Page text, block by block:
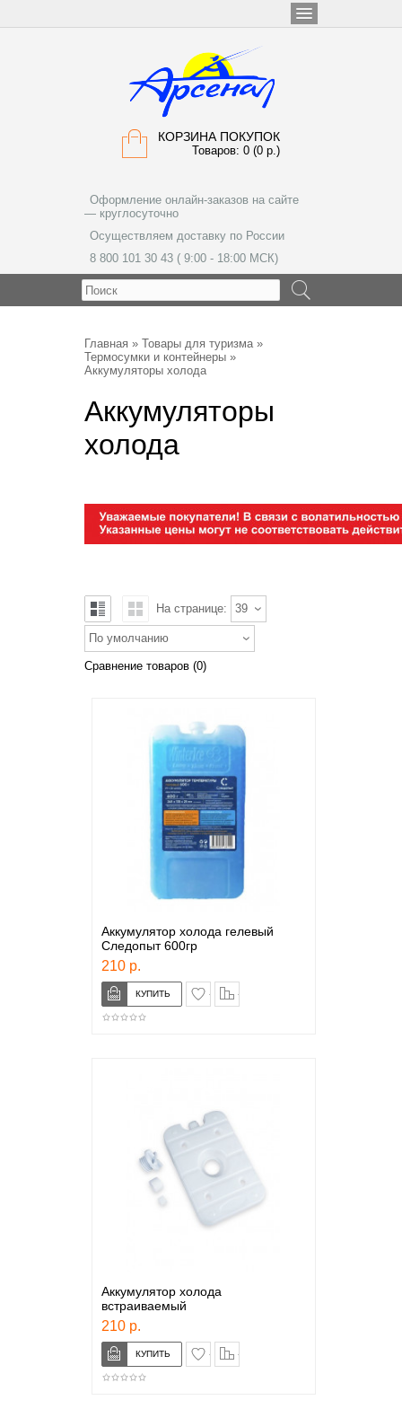
КОРЗИНА ПОКУПОК
Товаров: 0 (0 р.)
Оформление онлайн-заказов на сайте
— круглосуточно
Осуществляем доставку по России
8 800 101 30 43 ( 9:00 - 18:00 МСК)
Главная » Товары для туризма»
Термосумки и контейнеры »
Аккумуляторы холода
Аккумуляторы
холода
На странице: 39
По умолчанию
Сравнение товаров (0)
Аккумулятор холода гелевый
Следопыт 600гр
210 р.
в закладки
Аккумулятор холода
встраиваемый
210 р.
в закладки